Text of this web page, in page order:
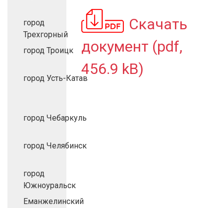
город
Трехгорный
город Троицк
город Усть-Катав
город Чебаркуль
город Челябинск
город
Южноуральск
Еманжелинский
Скачать
документ (pdf,
456.9 kB)